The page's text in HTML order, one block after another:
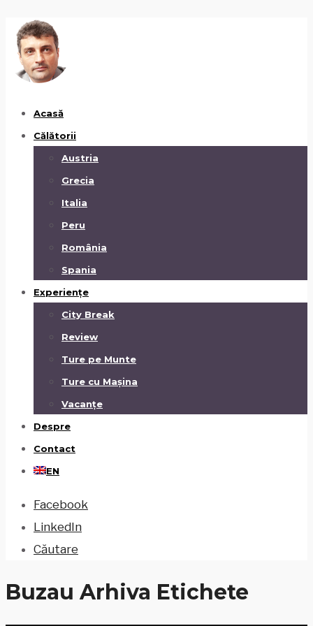
Acasă
Călătorii
Austria
Grecia
Italia
Peru
România
Spania
Experiențe
City Break
Review
Ture pe Munte
Ture cu Mașina
Vacanțe
Despre
Contact
EN
Facebook
LinkedIn
Căutare
Buzau Arhiva Etichete